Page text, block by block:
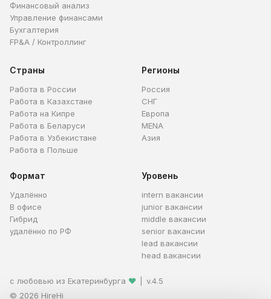
Финансовый анализ
Управление финансами
Бухгалтерия
FP&A / Контроллинг
Страны
Работа в России
Работа в Казахстане
Работа на Кипре
Работа в Беларуси
Работа в Узбекистане
Работа в Польше
Регионы
Россия
СНГ
Европа
MENA
Азия
Формат
Удалённо
В офисе
Гибрид
удалённо по РФ
Уровень
intern вакансии
junior вакансии
middle вакансии
senior вакансии
lead вакансии
head вакансии
с любовью из Екатеринбурга ❤
v.4.5
© 2026 HireHi